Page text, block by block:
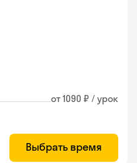
от 1090 ₽ / урок
Выбрать время